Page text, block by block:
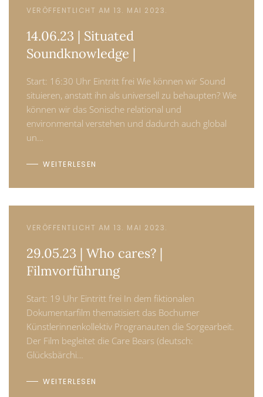
VERÖFFENTLICHT AM 13. MAI 2023.
14.06.23 | Situated
Soundknowledge |
Start: 16:30 Uhr Eintritt frei Wie können wir Sound
situieren, anstatt ihn als universell zu behaupten? Wie
können wir das Sonische relational und
environmental verstehen und dadurch auch global
un…
WEITERLESEN
VERÖFFENTLICHT AM 13. MAI 2023.
29.05.23 | Who cares? |
Filmvorführung
Start: 19 Uhr Eintritt frei In dem fiktionalen
Dokumentarfilm thematisiert das Bochumer
Künstlerinnenkollektiv Progranauten die Sorgearbeit.
Der Film begleitet die Care Bears (deutsch:
Glücksbärchi…
WEITERLESEN